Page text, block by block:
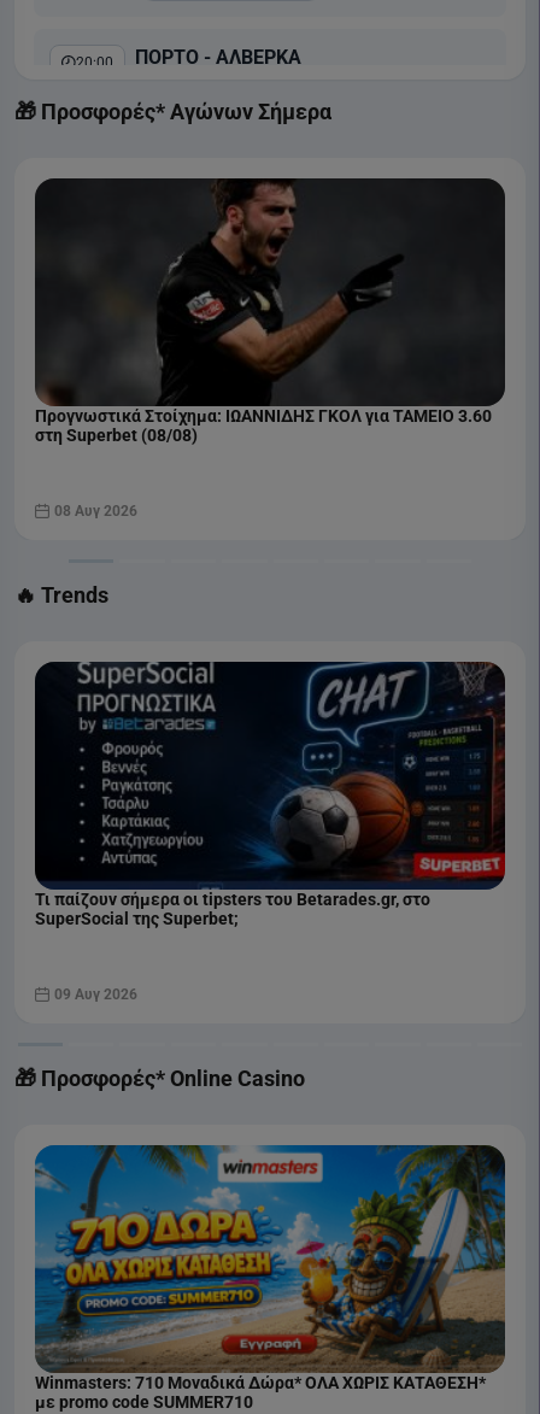
20:00 ΠΟΡΤΟ - ΑΛΒΕΡΚΑ
COSMOTE SPORT 2 HD
ΜΠΕΝΦΙΚΑ - ΑΚΑΝΤΕΜΙΚΑ ΒΙΣΕΟΥ
Liga Portugal
COSMOTE SPORT 1 HD
🎁 Προσφορές* Αγώνων Σήμερα
Προγνωστικά Στοίχημα: ΙΩΑΝΝΙΔΗΣ ΓΚΟΛ για ΤΑΜΕΙΟ 3.60
στη Superbet (08/08)
08 Αυγ 2026
🔥 Trends
Τι παίζουν σήμερα οι tipsters του Betarades.gr, στο
SuperSocial της Superbet;
09 Αυγ 2026
🎁 Προσφορές* Online Casino
Winmasters: 710 Μοναδικά Δώρα* ΟΛΑ ΧΩΡΙΣ ΚΑΤΑΘΕΣΗ*
με promo code SUMMER710